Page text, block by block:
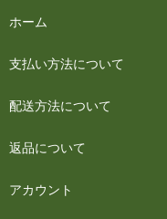
ホーム
支払い方法について
配送方法について
返品について
アカウント